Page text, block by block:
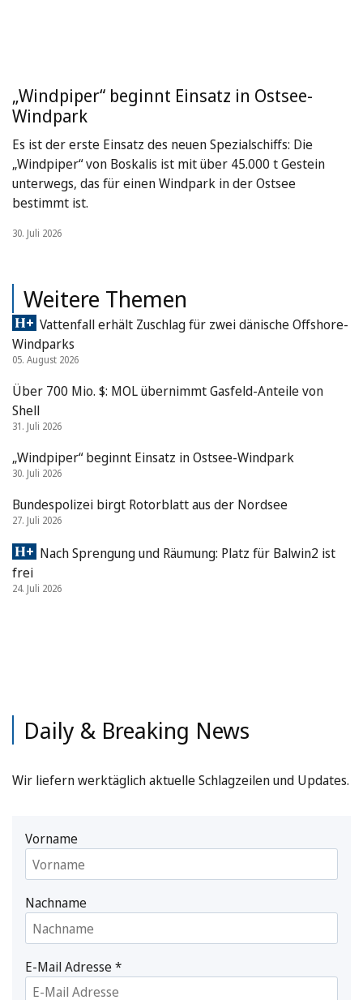
„Windpiper“ beginnt Einsatz in Ostsee-
Windpark
Es ist der erste Einsatz des neuen Spezialschiffs: Die
„Windpiper“ von Boskalis ist mit über 45.000 t Gestein
unterwegs, das für einen Windpark in der Ostsee
bestimmt ist.
30. Juli 2026
Weitere Themen
Vattenfall erhält Zuschlag für zwei dänische Offshore-
Windparks
05. August 2026
Über 700 Mio. $: MOL übernimmt Gasfeld-Anteile von
Shell
31. Juli 2026
„Windpiper“ beginnt Einsatz in Ostsee-Windpark
30. Juli 2026
Bundespolizei birgt Rotorblatt aus der Nordsee
27. Juli 2026
Nach Sprengung und Räumung: Platz für Balwin2 ist
frei
24. Juli 2026
Daily & Breaking News
Wir liefern werktäglich aktuelle Schlagzeilen und Updates.
Vorname
Nachname
E-Mail Adresse*